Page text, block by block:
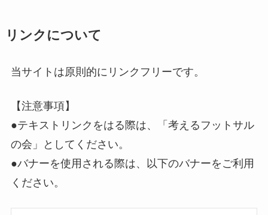
リンクについて
当サイトは原則的にリンクフリーです。
【注意事項】
●テキストリンクをはる際は、「考えるフットサル
の会」としてください。
●バナーを使用される際は、以下のバナーをご利用
ください。